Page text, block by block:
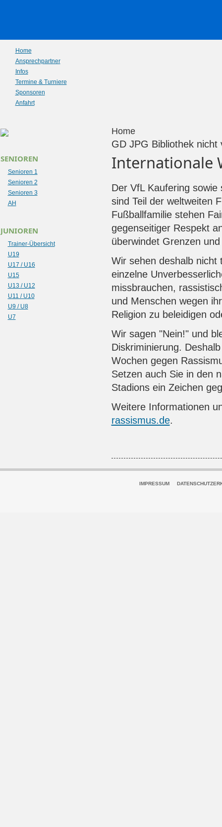
Home
Ansprechpartner
Infos
Termine & Turniere
Sponsoren
Anfahrt
Home
GD JPG Bibliothek nicht
Internationale
Der VfL Kaufering
sind Teil der weltweiten
Fußballfamilie stehen
gegenseitiger Respekt
überwindet Grenzen
Wir sehen deshalb nicht
einzelne
missbrauchen,
und Menschen wegen
Religion zu beleidigen
Wir sagen "Nein!" und
Diskriminierung.
Wochen gegen
Setzen auch Sie in den
Stadions ein Zeichen
Weitere Informationen
rassismus.de.
SENIOREN
Senioren 1
Senioren 2
Senioren 3
AH
JUNIOREN
Trainer-Übersicht
U19
U17 / U16
U15
U13 / U12
U11 / U10
U9 / U8
U7
IMPRESSUM